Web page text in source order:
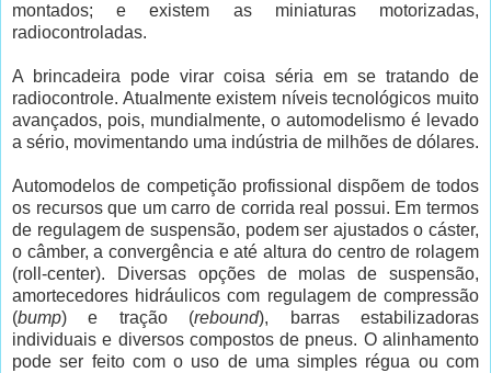
montados; e existem as miniaturas motorizadas,
radiocontroladas.
A brincadeira pode virar coisa séria em se tratando de
radiocontrole. Atualmente existem níveis tecnológicos muito
avançados, pois, mundialmente, o automodelismo é levado
a sério, movimentando uma indústria de milhões de dólares.
Automodelos de competição profissional dispõem de todos
os recursos que um carro de corrida real possui. Em termos
de regulagem de suspensão, podem ser ajustados o cáster,
o câmber, a convergência e até altura do centro de rolagem
(roll-center). Diversas opções de molas de suspensão,
amortecedores hidráulicos com regulagem de compressão
(bump) e tração (rebound), barras estabilizadoras
individuais e diversos compostos de pneus. O alinhamento
pode ser feito com o uso de uma simples régua ou com